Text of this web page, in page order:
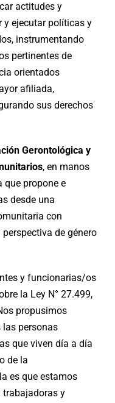
actitudes y
y ejecutar políticas y
instrumentando
pertinentes de
orientados
afiliada,
sus derechos
Gerontológica y
, en manos
que propone e
desde una
con
de género
y funcionarias/os
la Ley N° 27.499,
propusimos
las personas
que viven día a día
de la
es que estamos
trabajadoras y